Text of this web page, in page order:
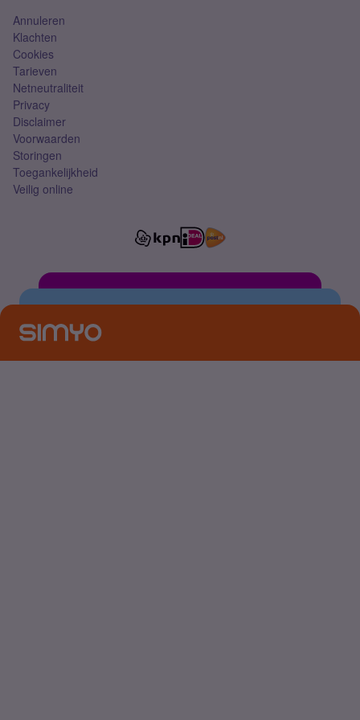
Annuleren
Klachten
Cookies
Tarieven
Netneutraliteit
Privacy
Disclaimer
Voorwaarden
Storingen
Toegankelijkheid
Veilig online